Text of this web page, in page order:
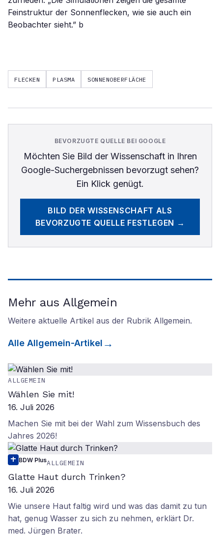
Feinstruktur der Sonnenflecken, wie sie auch ein
Beobachter sieht.” b
FLECKEN PLASMA SONNENOBERFLÄCHE
BEVORZUGTE QUELLE BEI GOOGLE
Möchten Sie Bild der Wissenschaftin Ihren
Google-Suchergebnissen bevorzugt sehen?
Ein Klick genügt.
BILD DER WISSENSCHAFT ALS
BEVORZUGTE QUELLE FESTLEGEN →
Mehr aus Allgemein
Weitere aktuelle Artikel aus der Rubrik Allgemein.
Alle Allgemein-Artikel
ALLGEMEIN
Wählen Sie mit!
16. Juli 2026
Machen Sie mit bei der Wahl zum Wissensbuch des
Jahres 2026!
BDW PlusALLGEMEIN
Glatte Haut durch Trinken?
16. Juli 2026
Wie unsere Haut faltig wird und was das damit zu tun
hat, genug Wasser zu sich zu nehmen, erklärt Dr.
med. Jürgen Brater.